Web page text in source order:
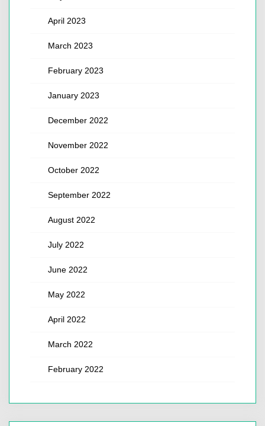
April 2023
March 2023
February 2023
January 2023
December 2022
November 2022
October 2022
September 2022
August 2022
July 2022
June 2022
May 2022
April 2022
March 2022
February 2022